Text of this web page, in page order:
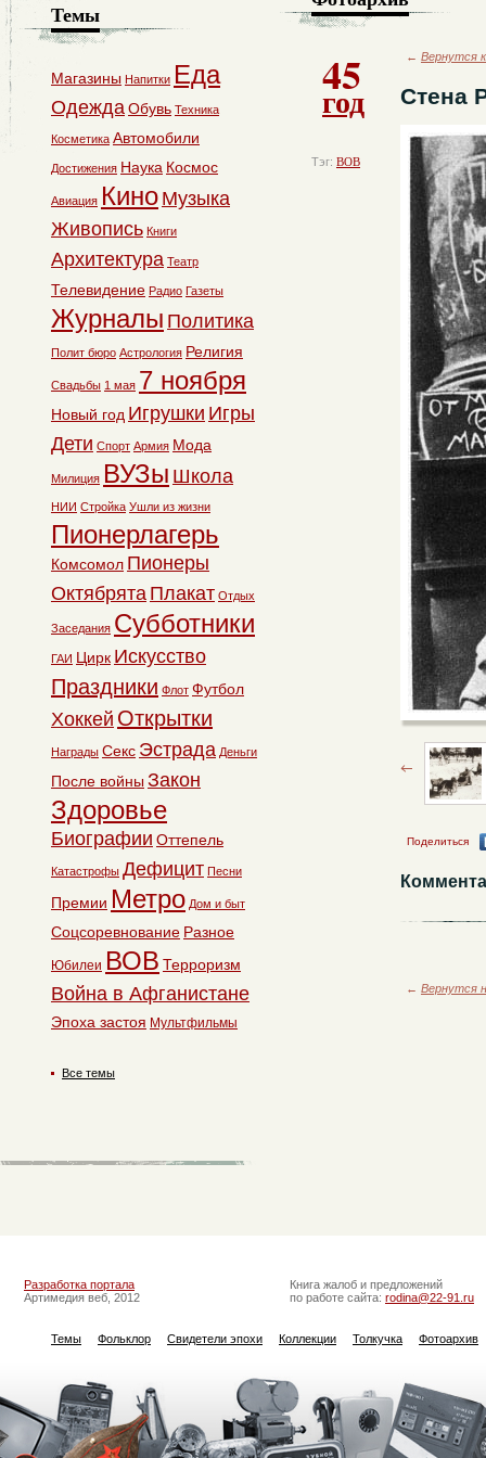
45
год
Тэг: ВОВ
← Вернутся
Стена
Поделиться
← Вернутся
Темы
Магазины Напитки Еда
ОдеждаОбувь Техника
Косметика Автомобили
Достижения Наука Космос
Авиация Кино Музыка
Живопись Книги
Архитектура Театр
Телевидение Радио Газеты
Журналы Политика
Полит бюро Астрология Религия
Свадьбы 1 мая 7 ноября
Новый год Игрушки Игры
Дети Спорт Армия Мода
Милиция ВУЗы Школа
НИИ Стройка Ушли из жизни
Пионерлагерь
Комсомол Пионеры
Октябрята Плакат Отдых
Заседания Субботники
ГАИ Цирк Искусство
Праздники Флот Футбол
Хоккей Открытки
Награды Секс Эстрада Деньги
После войны Закон
Здоровье
Биографии Оттепель
Катастрофы Дефицит Песни
Премии Метро Дом и быт
Соцсоревнование Разное
Юбилеи ВОВ Терроризм
Война в Афганистане
Эпоха застоя Мультфильмы
Все темы
Разработка портала
Артимедия веб, 2012
Книга жалоб и предложений
по работе сайта: rodina@22-91.ru
Темы Фольклор Свидетели эпохи Коллекции Толкучка Фотоархив